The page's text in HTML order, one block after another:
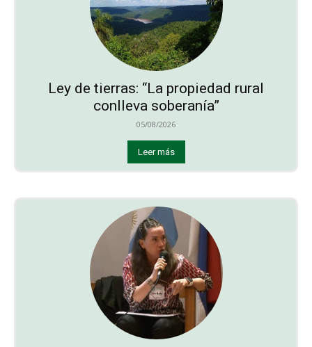
Ley de tierras: “La propiedad rural
conlleva soberanía”
05/08/2026
Leer más